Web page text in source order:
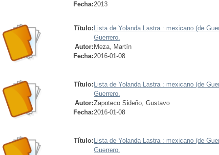
Fecha:2013
Título: Lista de Yolanda Lastra : mexicano (de
Guerrero.
Autor: Meza, Martín
Fecha:2016-01-08
Título: Lista de Yolanda Lastra : mexicano (de
Guerrero.
Autor:Zapoteco Sideño, Gustavo
Fecha:2016-01-08
Título: Lista de Yolanda Lastra : mexicano (de
Guerrero.